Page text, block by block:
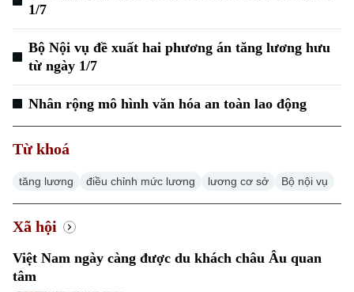
Chính trị
Hà Nội
Nhịp sống Hà Nội
Thế giới
1/7
Bộ Nội vụ đề xuất hai phương án tăng lương hưu
từ ngày 1/7
Nhân rộng mô hình văn hóa an toàn lao động
Từ khoá
tăng lương điều chỉnh mức lương lương cơ sở Bộ nội vụ
Xã hội
Việt Nam ngày càng được du khách châu Âu quan
tâm